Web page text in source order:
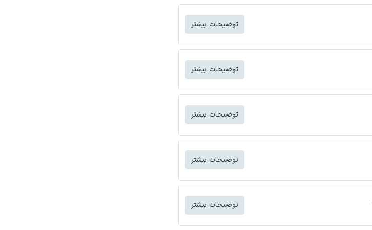
توضیحات بیشتر
توضیحات بیشتر
توضیحات بیشتر
توضیحات بیشتر
توضیحات بیشتر